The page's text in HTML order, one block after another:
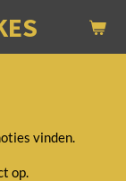
vinden.
op.